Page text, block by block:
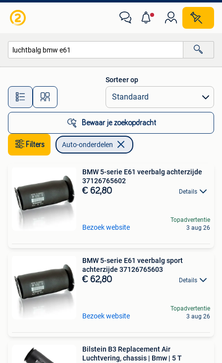
Alle afstanden…
Sorteer op
Bewaar je zoekopdracht
Filters Auto-onderdelen
BMW 5-serie E61 veerbalg achterzijde
37126765602
€ 62,80 Details
Bezoek website
Topadvertentie
3 aug 26
BMW 5-serie E61 veerbalg sport
achterzijde 37126765603
€ 62,80 Details
Bezoek website
Topadvertentie
3 aug 26
Bilstein B3 Replacement Air
Luchtvering, chassis | Bmw | 5 T